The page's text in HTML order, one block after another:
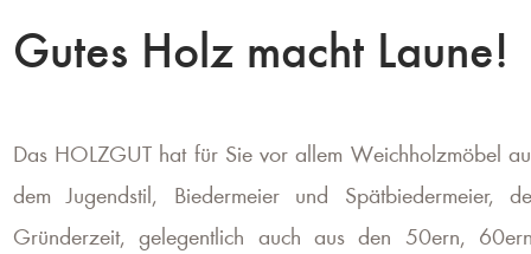
Gutes Holz macht Laune!
Das HOLZGUT hat für Sie vor allem Weichholzmöbel
dem Jugendstil, Biedermeier und Spätbiedermeier,
Gründerzeit, gelegentlich auch aus den 50ern,